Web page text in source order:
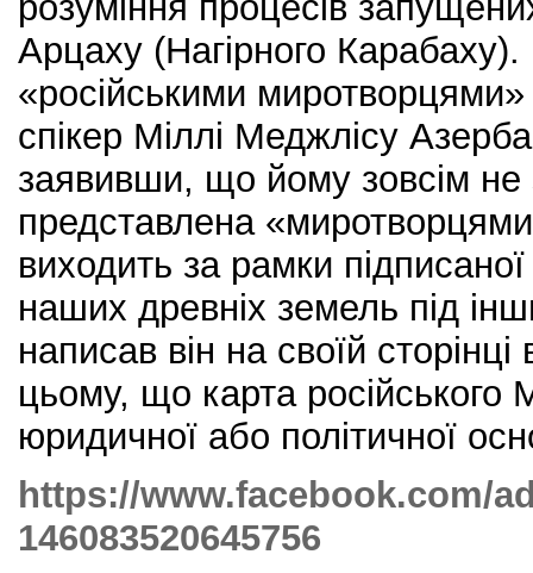
Арцаху (Нагірного
«російськими
спікер Міллі Меджлісу
заявивши, що йому зовсім не
представлена
виходить за рамки
наших древніх земель під
написав він на своїй
цьому, що карта російського
юридичної або політичної
https://www.facebook.com/
146083520645756